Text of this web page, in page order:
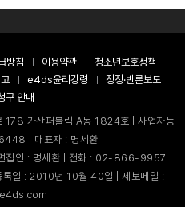
방침 이용약관
청소년보호정책
e4ds윤리강령
정정·반론보도
구 안내
178 가산퍼블릭 A동 1824호 | 사업자등
| 대표자 : 명세환
편집인 : 명세환 | 전화 : 02-866-9957
일 : 2010년 10월 40일 | 제보메일 :